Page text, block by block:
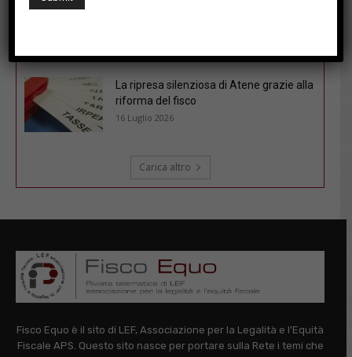
La ripresa silenziosa di Atene grazie alla
riforma del fisco
16 Luglio 2026
Carica altro
Fisco Equo è il sito di LEF, Associazione per la Legalità e l'Equità
Fiscale APS. Questo sito nasce per portare sulla Rete i temi che